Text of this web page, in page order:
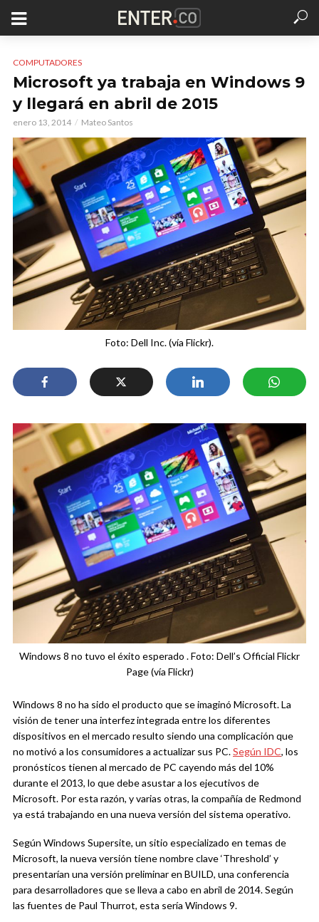
COMPUTADORES
Microsoft ya trabaja en Windows 9
y llegará en abril de 2015
enero 13, 2014 Mateo Santos
Foto: Dell Inc. (vía Flickr).
Windows 8 no tuvo el éxito esperado . Foto: Dell’s Official Flickr
Page (vía Flickr)
Windows 8 no ha sido el producto que se imaginó Microsoft. La
visión de tener una interfez integrada entre los diferentes
dispositivos en el mercado resulto siendo una complicación que
no motivó a los consumidores a actualizar sus PC.Según IDC, los
pronósticos tienen al mercado de PC cayendo más del 10%
durante el 2013, lo que debe asustar a los ejecutivos de
Microsoft. Por esta razón, y varias otras, la compañía de Redmond
ya está trabajando en una nueva versión del sistema operativo.
Según Windows Supersite, un sitio especializado en temas de
Microsoft, la nueva versión tiene nombre clave ‘Threshold’ y
presentarían una versión preliminar en BUILD, una conferencia
para desarrolladores que se lleva a cabo en abril de 2014. Según
las fuentes de Paul Thurrot, esta sería Windows 9.